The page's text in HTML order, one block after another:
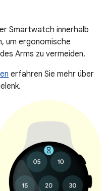
Smartwatch innerhalb
um ergonomische
Arms zu vermeiden.
erfahren Sie mehr über